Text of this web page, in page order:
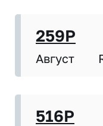
259P
Август
516P